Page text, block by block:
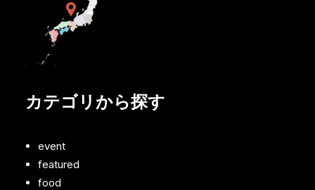
カテゴリから探す
event
featured
food